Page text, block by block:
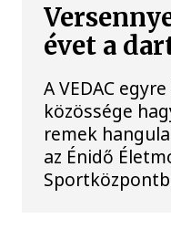
évet a
A VEDAC
közössége
remek
az Énidő